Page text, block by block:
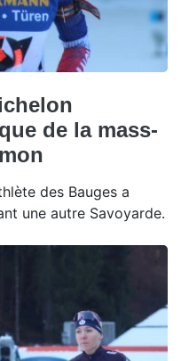
de la mass-
des Bauges a
une autre Savoyarde.